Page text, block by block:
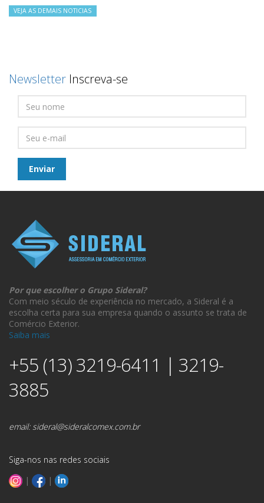
VEJA AS DEMAIS NOTICIAS
Newsletter Inscreva-se
Por que escolher o Grupo Sideral?
Com meio século de experiência no mercado, a Sideral é a
escolha certa para sua empresa quando o assunto se trata de
Comércio Exterior.
Saiba mais
+55 (13) 3219-6411 | 3219-
3885
email:sideral@sideralcomex.com.br
Siga-nos nas redes sociais
|
|